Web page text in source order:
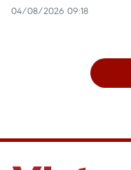
04/08/2026 09:18